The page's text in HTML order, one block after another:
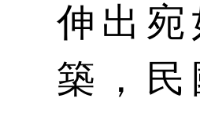
伸出
築，